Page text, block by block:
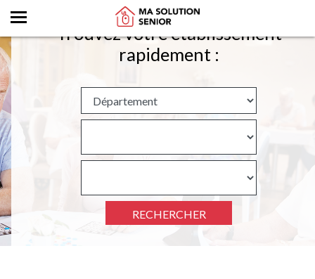
Trouvez votre établissement
rapidement :
RECHERCHER